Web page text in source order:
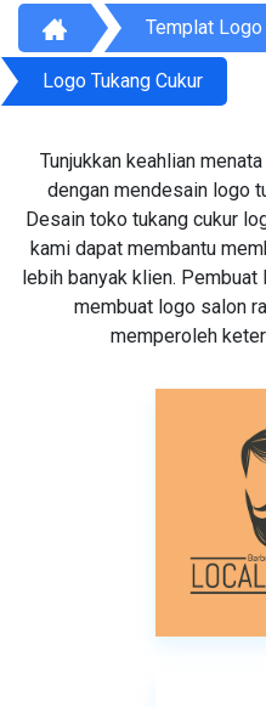
Templat Logo
Logo Tukang Cukur
Tunjukkan keahlian
dengan mendesain logo
Desain toko tukang cukur
kami dapat membantu
lebih banyak klien.
membuat logo salon
memperoleh